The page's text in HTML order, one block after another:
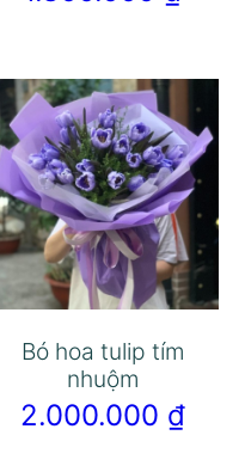
Bó hoa tulip tím
nhuộm
2.000.000 ₫